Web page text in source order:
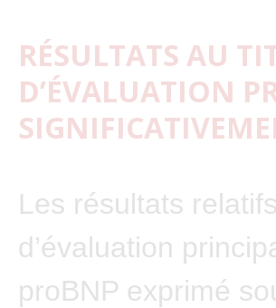
RÉSULTATS AU
D’ÉVALUATION
Les résultats
d’évaluation
proBNP exprimé